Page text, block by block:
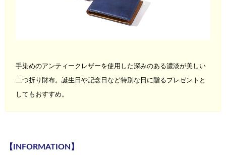
手染めのアンティークレザーを使用した深みのある濃淡が美しい
二つ折り財布。 誕生日 や記念日など特別な日に贈るプレゼントと
してもおすすめ。
【INFORMATION】